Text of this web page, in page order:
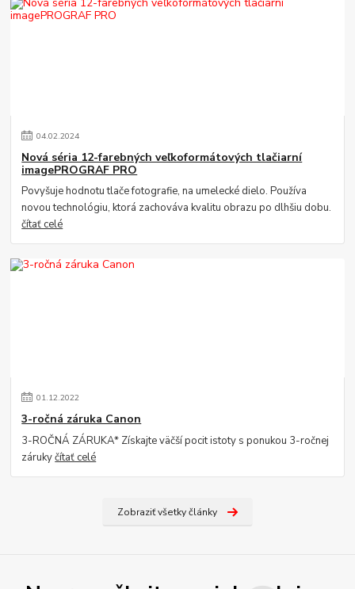
04.02.2024
Nová séria 12-farebných veľkoformátových tlačiarní
imagePROGRAF PRO
Povyšuje hodnotu tlače fotografie, na umelecké dielo. Používa
novou technológiu, ktorá zachováva kvalitu obrazu po dlhšiu dobu.
čítať celé
01.12.2022
3-ročná záruka Canon
3-ROČNÁ ZÁRUKA* Získajte väčší pocit istoty s ponukou 3-ročnej
zárukyčítať celé
Zobraziť všetky články